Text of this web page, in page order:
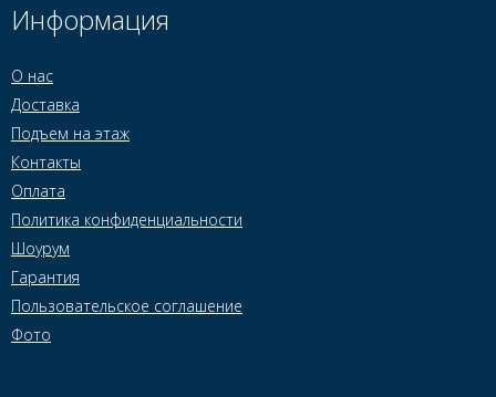
Информация
О нас
Доставка
Подъем на этаж
Контакты
Оплата
Политика конфиденциальности
Шоурум
Гарантия
Пользовательское соглашение
Фото